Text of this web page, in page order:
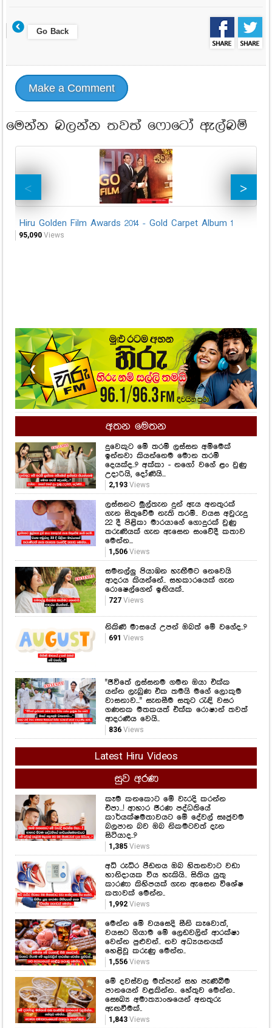
Go Back
Make a Comment
මෙන්න බලන්න තවත් ෆොටෝ ඇල්බම්
Hiru Golden Film Awards 2014 - Gold Carpet Album 1
95,090 Views
❮ ❯
අතන මෙතන
දුවෙකුට මේ තරම් ලස්සන අම්මෙක්
ඉන්නවා කියන්නෙම මොන තරම්
දෙයක්ද..? අක්කා - නගෝ වගේ ළං වුණු
උදාරියි, දෝණියි...
2,193Views
ලස්සනට මුල්තැන දුන් ඇය අනතුරක්
ගැන සිතුවේම නැති තරම්.. වයස අවුරුදු
22 දී පිළිකා මාරයාගේ ගොදුරක් වුණු
තරුණියක් ගැන ඇසෙන සංවේදී කතාව
මෙන්න...
1,506Views
සමනල්ලු පියාඹන හැඟීමට නෙවෙයි
ආදරය කියන්නේ.. සහකාරයෙක් ගැන
රොෂෙල්ගෙන් ඉඟියක්..
727Views
නිකිණි මාසයේ උපන් ඔබත් මේ වගේද..?
691Views
යන්න ලැබුණ එක තමයි මගේ ලොකුම
වාසනාව..." සැනසීම සතුට රැඳි වසර
ගණනක මතකයත් එක්ක රොෂාන් තවත්
Latest Hiru Videos
සුව අරණ
කෑම කනකොට මේ වැරදි කරන්න
එපා...! ආහාර ජීරණ පද්ධතියේ
කාර්යක්ෂමතාවයට මේ දේවල් සෘජුවම
බලපාන බව ඔබ නිකමටවත් දැන
සිටියාද..?
1,385Views
අධි රුධිර පීඩනය ඔබ හිතනවාට වඩා
හානිදායක විය හැකියි.. සිතිය යුතු
කාරණා කිහිපයක් ගැන ඇසෙන විශේෂ
කතාවක් මෙන්න..
1,992Views
මෙන්න මේ වයසෙදි සීනි කෑවොත්,
වයසට ගියාම මේ ලෙඩවලින් ආරක්ෂා
වෙන්න පුළුවන්.. නව අධ්‍යයනයක්
හෙළිවූ කරුණු මෙන්න..
1,556Views
මේ දවස්වල මත්පැන් සහ පැණිබීම
පානයෙන් වළකින්න.. හේතුව මෙන්න..
සෞඛ්‍ය අමාත්‍යාංශයෙන් අනතුරු
ඇඟවීමක්..
1,843Views
ඖෂධීය ගුණ රැසක් තියන "පනාමල්"
රුධිරයේ පට්ටිකා අඩුවීමට හොඳම
විසඳුමක් කියා ඔබ දැන සිටියාද...?
2,693Views